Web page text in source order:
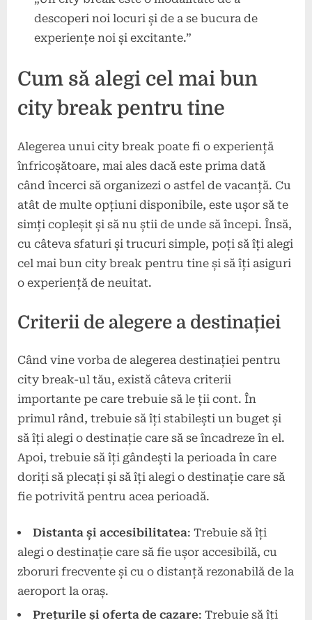
descoperi noi locuri și de a se bucura de
experiențe noi și excitante.”
Cum să alegi cel mai bun
city break pentru tine
Alegerea unui city break poate fi o experiență
înfricoșătoare, mai ales dacă este prima dată
când încerci să organizezi o astfel de vacanță. Cu
atât de multe opțiuni disponibile, este ușor să te
simți copleșit și să nu știi de unde să începi. Însă,
cu câteva sfaturi și trucuri simple, poți să îți alegi
cel mai bun city break pentru tine și să îți asiguri
o experiență de neuitat.
Criterii de alegere a destinației
Când vine vorba de alegerea destinației pentru
city break-ul tău, există câteva criterii
importante pe care trebuie să le ții cont. În
primul rând, trebuie să îți stabilești un buget și
să îți alegi o destinație care să se încadreze în el.
Apoi, trebuie să îți gândești la perioada în care
doriți să plecați și să îți alegi o destinație care să
fie potrivită pentru acea perioadă.
Distanta și accesibilitatea: Trebuie să îți
alegi o destinație care să fie ușor accesibilă, cu
zboruri frecvente și cu o distanță rezonabilă de la
aeroport la oraș.
Prețurile și oferta de cazare: Trebuie să îți